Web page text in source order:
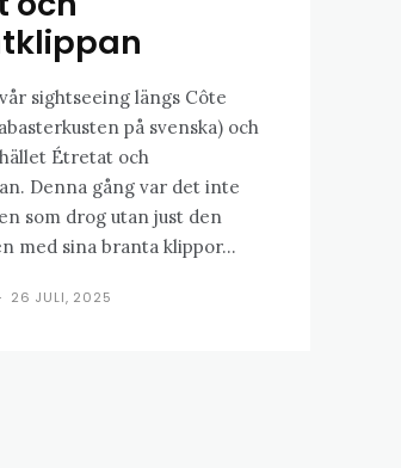
sightseeing längs Côte
på svenska) och
Étretat och
Denna gång var det inte
som drog utan just den
med sina branta klippor...
26 JULI, 2025